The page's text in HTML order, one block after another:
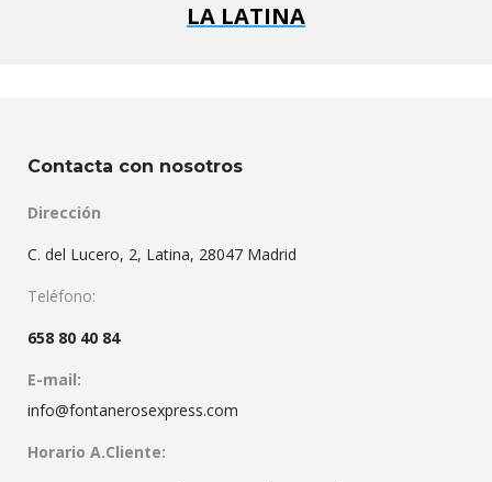
LA LATINA
Contacta con nosotros
Dirección
C. del Lucero, 2, Latina, 28047 Madrid
Teléfono:
658 80 40 84
E-mail:
info@fontanerosexpress.com
Horario A.Cliente: